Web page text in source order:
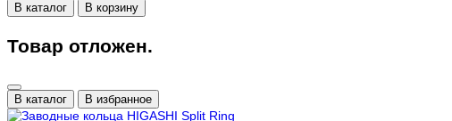
В каталог В корзину
Товар отложен.
В каталог В избранное